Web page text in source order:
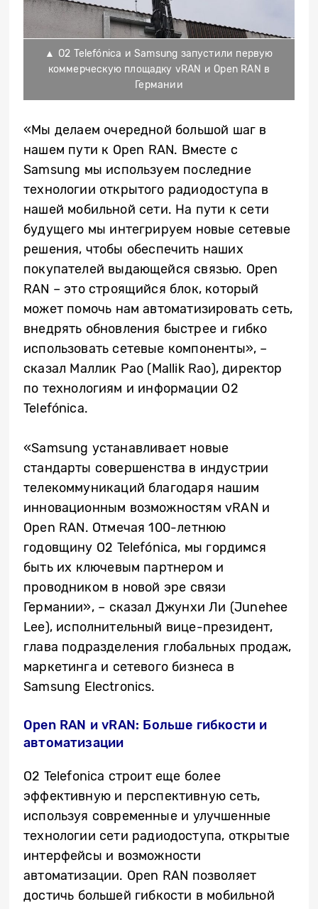
▲ O2 Telefónica и Samsung запустили первую
коммерческую площадку vRAN и Open RAN в
Германии
«Мы делаем очередной большой шаг в
нашем пути к Open RAN. Вместе с
Samsung мы используем последние
технологии открытого радиодоступа в
нашей мобильной сети. На пути к сети
будущего мы интегрируем новые сетевые
решения, чтобы обеспечить наших
покупателей выдающейся связью. Open
RAN – это строящийся блок, который
может помочь нам автоматизировать сеть,
внедрять обновления быстрее и гибко
использовать сетевые компоненты», –
сказал Маллик Рао (Mallik Rao), директор
по технологиям и информации O2
Telefónica.
«Samsung устанавливает новые
стандарты совершенства в индустрии
телекоммуникаций благодаря нашим
инновационным возможностям vRAN и
Open RAN. Отмечая 100-летнюю
годовщину O2 Telefónica, мы гордимся
быть их ключевым партнером и
проводником в новой эре связи
Германии», – сказал Джунхи Ли (Junehee
Lee), исполнительный вице-президент,
глава подразделения глобальных продаж,
маркетинга и сетевого бизнеса в
Samsung Electronics.
Open RAN и vRAN: Больше гибкости и
автоматизации
O2 Telefonica строит еще более
эффективную и перспективную сеть,
используя современные и улучшенные
технологии сети радиодоступа, открытые
интерфейсы и возможности
автоматизации. Open RAN позволяет
достичь большей гибкости в мобильной